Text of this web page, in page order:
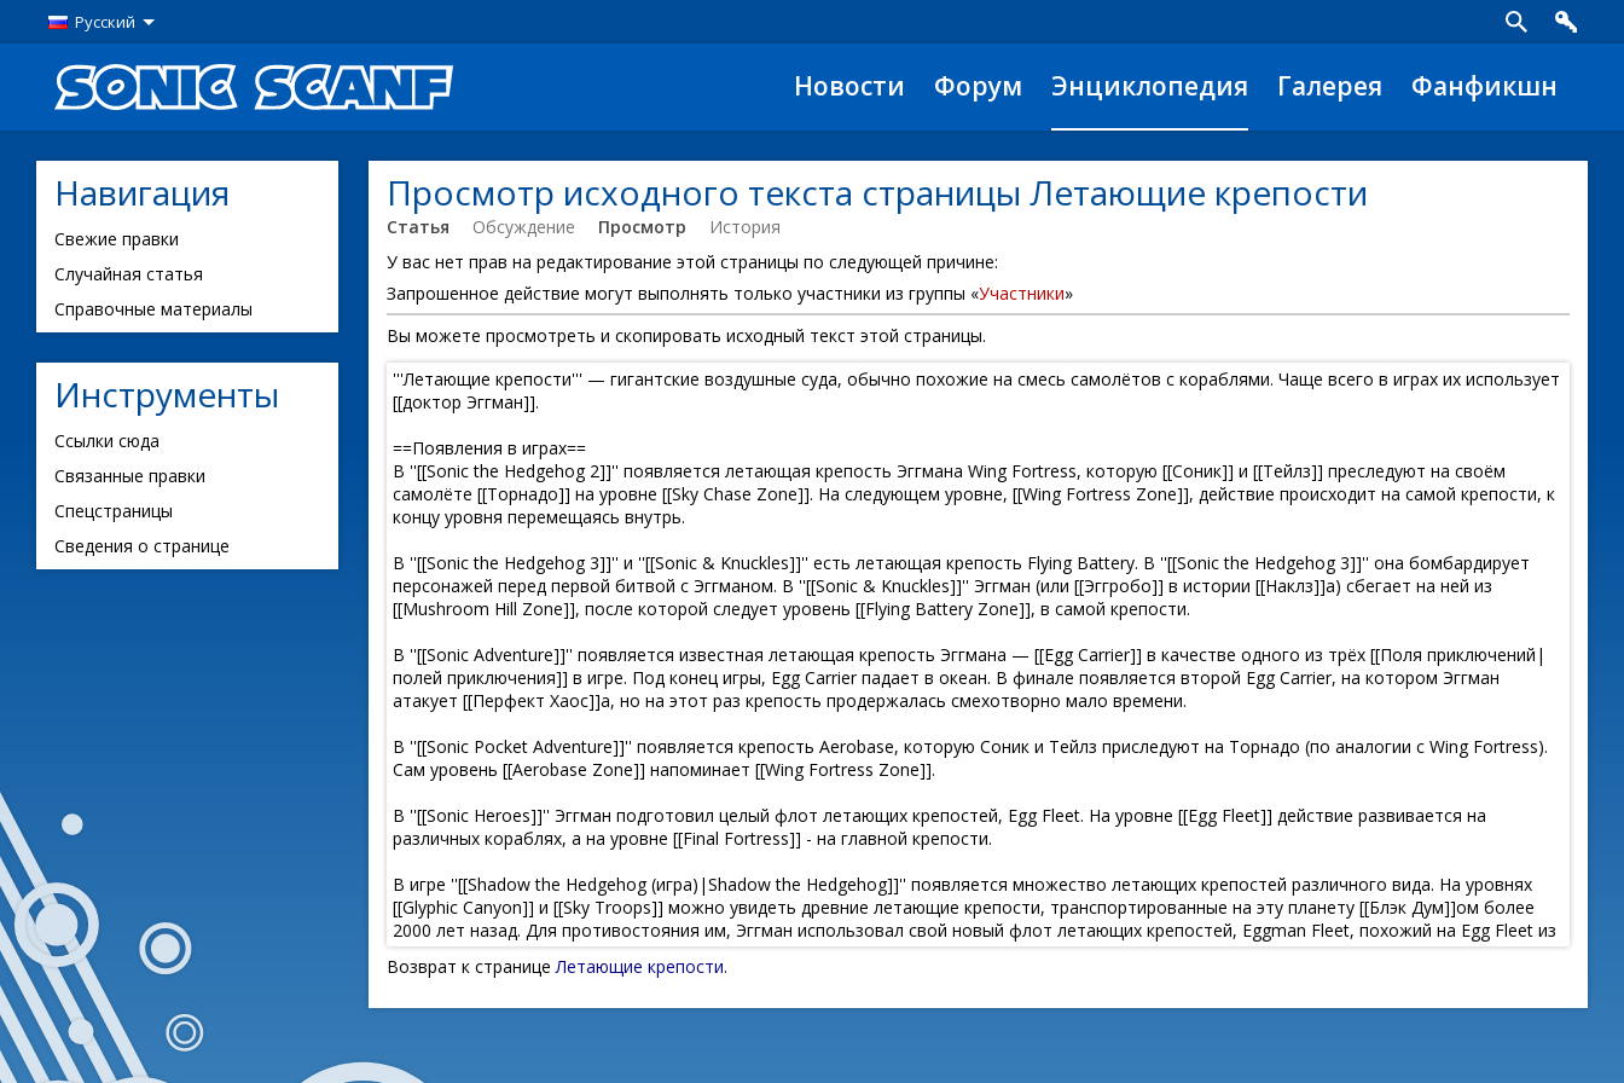
Русский
Новости Форум Энциклопедия Галерея Фанфикшн
Навигация
Свежие правки
Случайная статья
Справочные материалы
Инструменты
Ссылки сюда
Связанные правки
Спецстраницы
Сведения о странице
Просмотр исходного текста страницы Летающие крепости
Статья Обсуждение Просмотр
История
У вас нет прав на редактирование этой страницы по следующей причине:
Запрошенное действие могут выполнять только участники из группы «Участники»
Вы можете просмотреть и скопировать исходный текст этой страницы.
Возврат к страницеЛетающие крепости.